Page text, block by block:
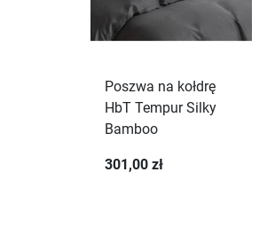
Poszwa na kołdrę
HbT Tempur Silky
Bamboo
301,00 zł